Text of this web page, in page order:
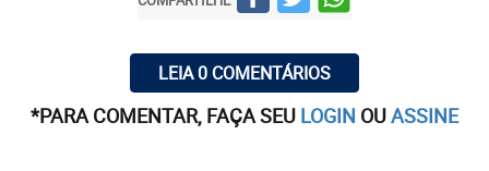
LEIA 0 COMENTÁRIOS
*PARA COMENTAR, FAÇA SEU LOGIN OUASSINE